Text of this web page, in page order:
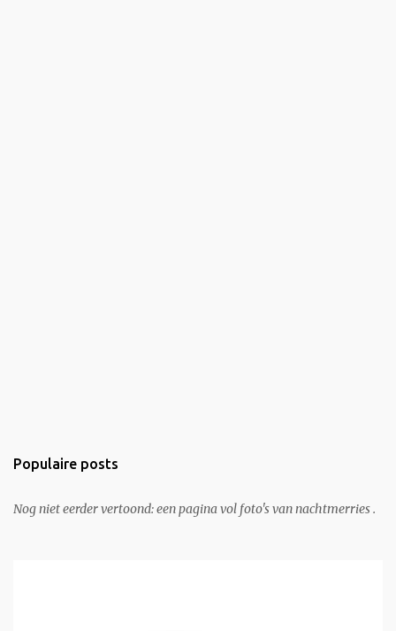
Populaire posts
Nog niet eerder vertoond: een pagina vol foto's van nachtmerries .